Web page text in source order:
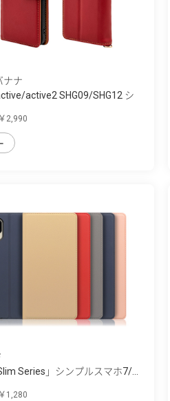
ナナ
active2 SHG09/SHG12 シ
2,990
Slim Series」シンプルスマホ7/...
1,280